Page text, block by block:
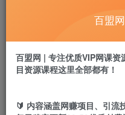
倍增计划·大宗商品期货复
此内容为付费阅读，请付费
年卡会员免费
百盟
百盟网 | 专注优质VIP网课
目资源课程这里全部都有！
🔰 内容涵盖网赚项目、引流